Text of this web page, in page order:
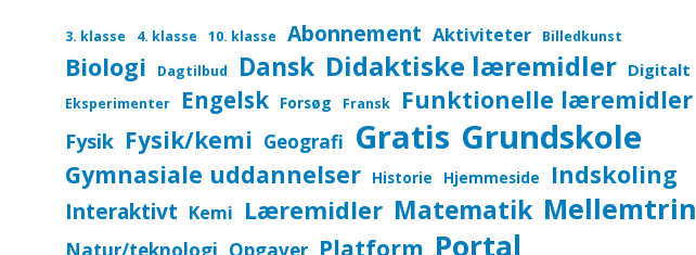
3. klasse 4. klasse 10. klasse Abonnement Aktiviteter Billedkunst
Biologi Dagtilbud Dansk Didaktiske læremidler Digitalt
Eksperimenter Engelsk Forsøg Fransk Funktionelle læremidler
Fysik Fysik/kemi Geografi Gratis Grundskole
Gymnasiale uddannelser Historie Hjemmeside Indskoling
Interaktivt Kemi Læremidler Matematik Mellemtrin
Platform Portal